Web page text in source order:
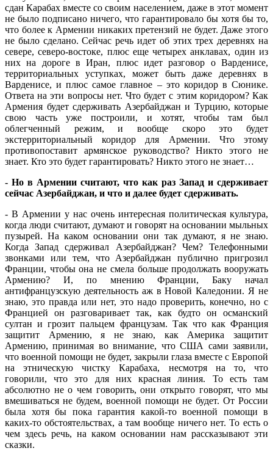
сдан Карабах вместе со своим населением, даже в этот момент
не было подписано ничего, что гарантировало бы хотя бы то,
что более к Армении никаких претензий не будет. Даже этого
не было сделано. Сейчас речь идет об этих трех деревнях на
севере, северо-востоке, плюс еще четырех анклавах, один из
них на дороге в Иран, плюс идет разговор о Варденисе,
территориальных уступках, может быть даже деревнях в
Варденисе, и плюс самое главное – это коридор в Сюнике.
Ответа на эти вопросы нет. Что будет с этим коридором? Как
Армения будет сдерживать Азербайджан и Турцию, которые
свою часть уже построили, и хотят, чтобы там был
облегченный режим, и вообще скоро это будет
экстерриториальный коридор для Армении. Что этому
противопоставит армянское руководство? Никто этого не
знает. Кто это будет гарантировать? Никто этого не знает…
- Но в Армении считают, что как раз Запад и сдерживает
сейчас Азербайджан, и что и далее будет сдерживать.
- В Армении у нас очень интересная политическая культура,
когда люди считают, думают и говорят на основании мыльных
пузырей. На каком основании они так думают, я не знаю.
Когда Запад сдерживал Азербайджан? Чем? Телефонными
звонками или тем, что Азербайджан публично пригрозил
Франции, чтобы она не смела больше продолжать вооружать
Армению? И, по мнению Франции, Баку начал
антифранцузскую деятельность аж в Новой Каледонии. Я не
знаю, это правда или нет, это надо проверить, конечно, но с
Францией он разговаривает так, как будто он османский
султан и грозит пальцем французам. Так что как Франция
защитит Армению, я не знаю, как Америка защитит
Армению, принимая во внимание, что США сами заявили,
что военной помощи не будет, закрыли глаза вместе с Европой
на этническую чистку Карабаха, несмотря на то, что
говорили, что это для них красная линия. То есть там
абсолютно не о чем говорить, они открыто говорят, что мы
вмешиваться не будем, военной помощи не будет. От России
была хотя бы пока гарантия какой-то военной помощи в
каких-то обстоятельствах, а там вообще ничего нет. То есть о
чем здесь речь, на каком основании нам рассказывают эти
сказки.